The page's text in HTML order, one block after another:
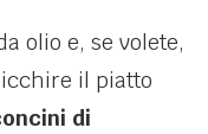
olio e, se volete,
il piatto
di